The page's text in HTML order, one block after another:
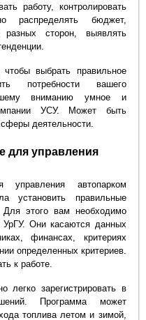
работу, контролировать
распределять бюджет,
разных сторон, выявлять
выбрать правильное
потребности вашего
вниманию умное и
УСУ. Может быть
деятельности.
для управления
управления автопарком
установить правильные
этого вам необходимо
УрГУ. Они касаются данных
финансах, критериях
определенных критериев.
к работе.
легко зарегистрировать в
Программа может
топлива летом и зимой,